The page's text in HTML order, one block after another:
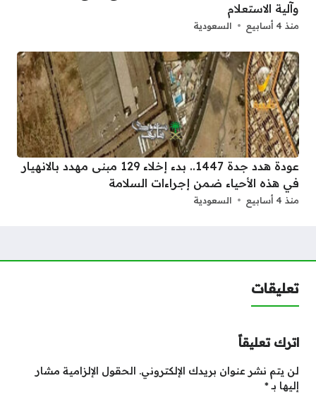
وآلية الاستعلام
منذ 4 أسابيع السعودية
عودة هدد جدة 1447.. بدء إخلاء 129 مبنى مهدد بالانهيار
في هذه الأحياء ضمن إجراءات السلامة
منذ 4 أسابيع السعودية
تعليقات
اترك تعليقاً
لن يتم نشر عنوان بريدك الإلكتروني. الحقول الإلزامية مشار
إليها بـ*